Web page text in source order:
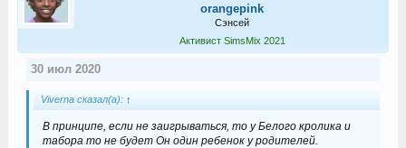
orangepink
Сэнсей
Активист SimsMix 2021
30 июл 2020
Viverna сказал(а): ↑
В принципе, если не заигрываться, то у Белого кролика и
табора то не будет Он один ребенок у родителей.